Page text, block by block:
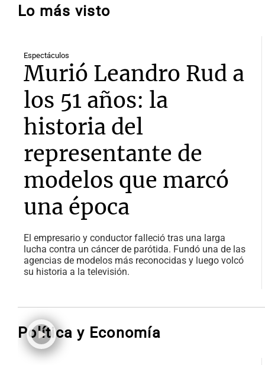
Lo más visto
Espectáculos
Murió Leandro Rud a
los 51 años: la
historia del
representante de
modelos que marcó
una época
El empresario y conductor falleció tras una larga
lucha contra un cáncer de parótida. Fundó una de las
agencias de modelos más reconocidas y luego volcó
su historia a la televisión.
Política y Economía